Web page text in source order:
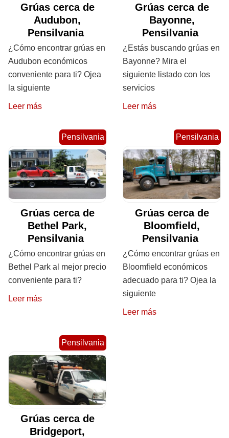
Grúas cerca de
Audubon,
Pensilvania
¿Cómo encontrar grúas en
Audubon económicos
conveniente para ti? Ojea
la siguiente
Leer más
Grúas cerca de
Bayonne,
Pensilvania
¿Estás buscando grúas en
Bayonne? Mira el
siguiente listado con los
servicios
Leer más
Pensilvania
Grúas cerca de
Bethel Park,
Pensilvania
¿Cómo encontrar grúas en
Bethel Park al mejor precio
conveniente para ti?
Leer más
Pensilvania
Grúas cerca de
Bloomfield,
Pensilvania
¿Cómo encontrar grúas en
Bloomfield económicos
adecuado para ti? Ojea la
siguiente
Leer más
Pensilvania
Grúas cerca de
Bridgeport,